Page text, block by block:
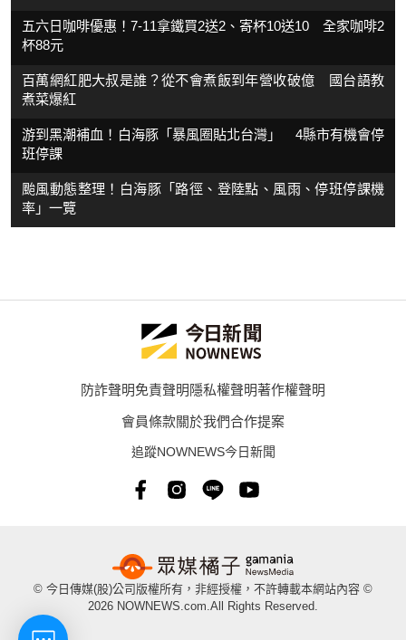
五六日咖啡優惠！7-11拿鐵買2送2、寄杯10送10 全家咖啡2
杯88元
百萬網紅肥大叔是誰？從不會煮飯到年營收破億 國台語教
煮菜爆紅
游到黑潮補血！白海豚「暴風圈貼北台灣」 4縣市有機會停
班停課
颱風動態整理！白海豚「路徑、登陸點、風雨、停班停課機
率」一覽
防詐聲明免責聲明隱私權聲明著作權聲明
會員條款關於我們合作提案
追蹤NOWNEWS今日新聞
© 今日傳媒(股)公司版權所有，非經授權，不許轉載本網站內容 ©
2026 NOWNEWS.com.All Rights Reserved.